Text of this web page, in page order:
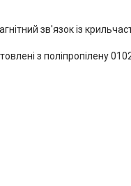
зв'язок із
з поліпропілену